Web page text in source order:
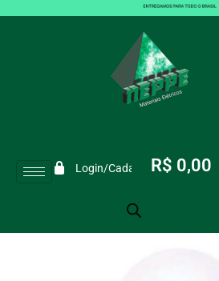
Login/CadastroR$ 0,00
Lâmpada LED Bulbo
15W Branco Frio E27
Lâmpada LED Bulbo Galaxy Bivolt 15W